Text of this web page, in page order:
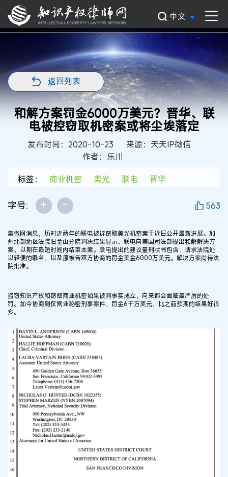
中文
返回列表
和解方案罚金6000万美元？晋华、联
电被控窃取机密案或将尘埃落定
发布时间：2020-10-23
来源：天天IP微信
作者：乐川
标签：
商业机密 美光 联电 晋华
字号: + - 563
集微网消息，历时近两年的联电被诉窃取美光机密案于近日公开最新进展。加
州北部地区法院旧金山分院判决结果显示，联电向美国司法部提出和解解决方
案，以期在最短时间内结束本案。联电提出的建议量刑状书包含：请求法院处
以轻便的罪名，以及原被告双方协商的罚金美金6000万美元。解决方案尚待法
院批准。
盗窃知识产权和窃取商业机密如果被判事实成立，向来都会面临最严厉的处
罚。如今协商到仅营业秘密刑事案件，罚金6千万美元，比之前预期的结果好很
多。